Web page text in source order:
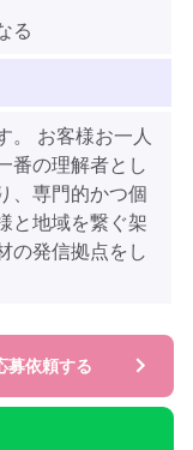
る
。 お客様お一人
番の理解者とし
、専門的かつ個
と地域を繋ぐ架
の発信拠点をし
募依頼する